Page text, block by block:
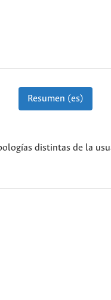
Resumen (es)
distintas de la